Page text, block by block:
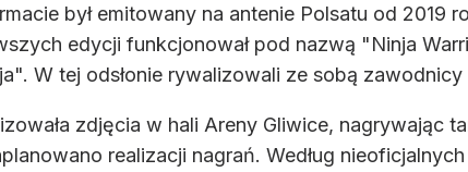
był emitowany na antenie Polsatu od
edycji funkcjonował pod nazwą "Ninja
W tej odsłonie rywalizowali ze sobą
zdjęcia w hali Areny Gliwice, nagrywając
realizacji nagrań. Według